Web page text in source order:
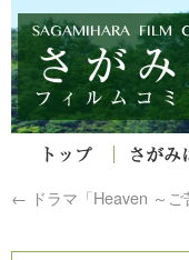
← ドラマ「Heaven ～